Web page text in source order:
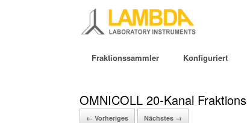
Fraktionssammler Konfiguriert
OMNICOLL 20-Kanal
← Vorheriges Nächstes →